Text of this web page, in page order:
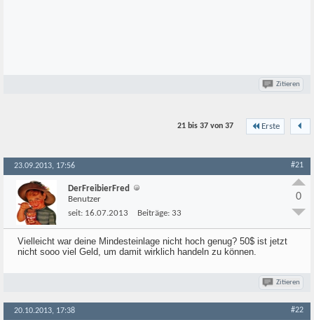
Zitieren
Erste
21 bis 37 von 37
23.09.2013, 17:56 #21
DerFreibierFred
Benutzer
seit: 16.07.2013 Beiträge: 33
0
Vielleicht war deine Mindesteinlage nicht hoch genug? 50$ ist jetzt
nicht sooo viel Geld, um damit wirklich handeln zu können.
Zitieren
20.10.2013, 17:38 #22